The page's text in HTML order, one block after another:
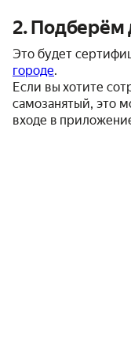
2. Подберём
Это будет
городе.
Если вы хотите
самозанятый, это
входе в